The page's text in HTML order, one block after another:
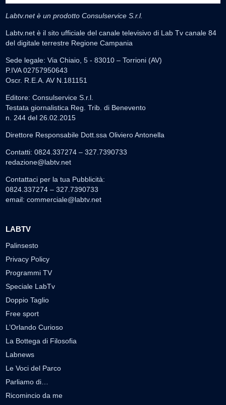
Labtv.net è un prodotto Consulservice S.r.l.
Labtv.net è il sito ufficiale del canale televisivo di Lab Tv canale 84
del digitale terrestre Regione Campania
Sede legale: Via Chiaio, 5 - 83010 – Torrioni (AV)
P.IVA 02757950643
Oscr. R.E.A. AV N.181151
Editore: Consulservice S.r.l.
Testata giornalistica Reg. Trib. di Benevento
n. 244 del 26.02.2015
Direttore Responsabile Dott.ssa Oliviero Antonella
Contatti: 0824.337274 – 327.7390733
redazione@labtv.net
Contattaci per la tua Pubblicità:
0824.337274 – 327.7390733
email: commerciale@labtv.net
LABTV
Palinsesto
Privacy Policy
Programmi TV
Speciale LabTv
Doppio Taglio
Free sport
L’Orlando Curioso
La Bottega di Filosofia
Labnews
Le Voci del Parco
Parliamo di…
Ricomincio da me